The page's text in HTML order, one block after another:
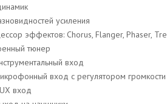
усиления
эффектов: Chorus, Flanger, Phaser,
тюнер
вход
вход с регулятором громкости
вход